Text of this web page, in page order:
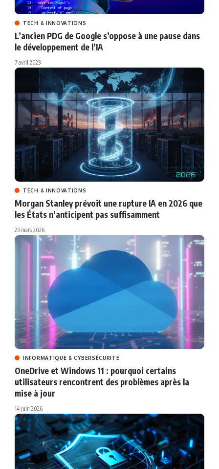
TECH & INNOVATIONS
L’ancien PDG de Google s’oppose à une pause dans
le développement de l’IA
7 avril 2023
TECH & INNOVATIONS
Morgan Stanley prévoit une rupture IA en 2026 que
les États n’anticipent pas suffisamment
23 mars 2026
INFORMATIQUE & CYBERSÉCURITÉ
OneDrive et Windows 11 : pourquoi certains
utilisateurs rencontrent des problèmes après la
mise à jour
14 juin 2026